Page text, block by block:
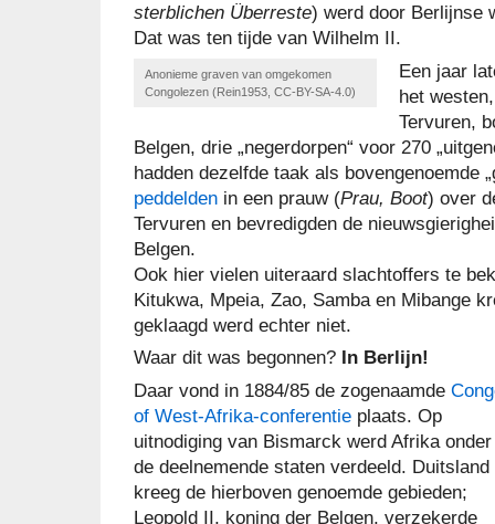
sterblichen Überreste) werd door Berlijnse
Dat was ten tijde van Wilhelm II.
Anonieme graven van omgekomen
Congolezen (Rein1953, CC-BY-SA-4.0)
Een jaar
het
Tervuren,
Belgen, drie „negerdorpen“ voor 270
hadden dezelfde taak als bovengenoemde
peddelden in een prauw (Prau, Boot) over
Tervuren en bevredigden de
Belgen.
Ook hier vielen uiteraard slachtoffers te
Kitukwa, Mpeia, Zao, Samba en Mibange
geklaagd werd echter niet.
Waar dit was begonnen? In Berlijn!
Daar vond in 1884/85 de zogenaamde
of West-Afrika-conferentie plaats. Op
uitnodiging van Bismarck werd Afrika onder
de deelnemende staten verdeeld. Duitsland
kreeg de hierboven genoemde gebieden;
Leopold II, koning der Belgen, verzekerde